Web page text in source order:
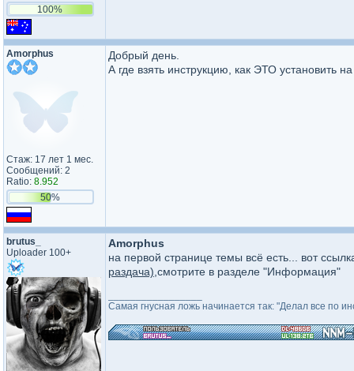
100%
Amorphus
Стаж: 17 лет 1 мес.
Сообщений: 2
Ratio: 8.952
50%
Добрый день.
А где взять инструкцию, как ЭТО установить
brutus_
Uploader 100+
Amorphus
на первой странице темы всё есть... вот
раздача) ,смотрите в разделе "Информация"
Самая гнусная ложь начинается так: "Делал все по